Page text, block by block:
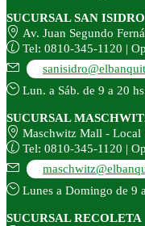
SUCURSAL SAN ISIDRO
Av. Juan Segundo
Tel: 0810-345-1120 |
Lun. a Sáb. de 9 a 20
SUCURSAL
Maschwitz Mall - Local
Tel: 0810-345-1120 |
Lunes a Domingo de 9
SUCURSAL RECOLETA